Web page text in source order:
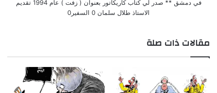
في دمشق ** صدر لي كتاب كاريكاتور بعنوان ( زفت ) عام 1994 تقديم
الاستاذ طلال سلمان 0 السفير0
مقالات ذات صلة